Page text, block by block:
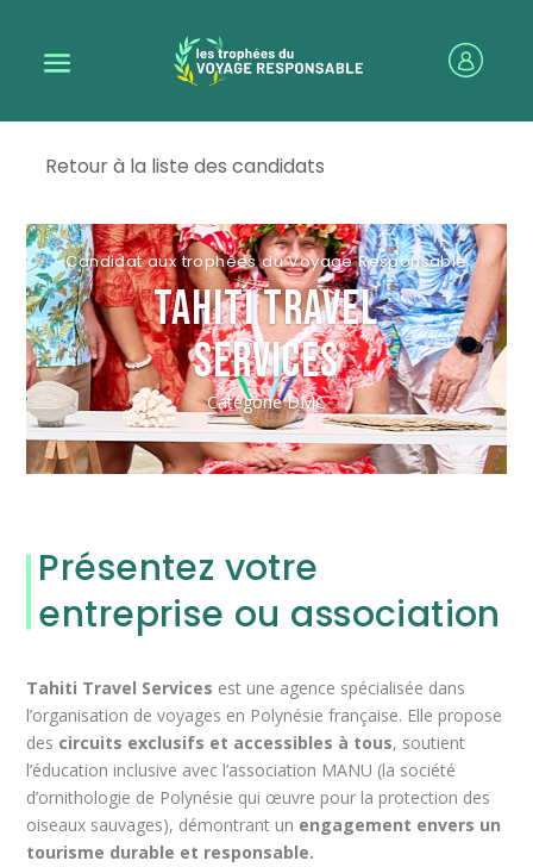
Retour à la liste des candidats
Tahiti Travel
Services
CatégorieDMC
Présentez votre
entreprise ou association
Tahiti Travel Services est une agence spécialisée dans
l’organisation de voyages en Polynésie française. Elle propose
des circuits exclusifs et accessibles à tous, soutient
l’éducation inclusive avec l’association MANU (la société
d’ornithologie de Polynésie qui œuvre pour la protection des
oiseaux sauvages), démontrant un engagement envers un
tourisme durable et responsable.